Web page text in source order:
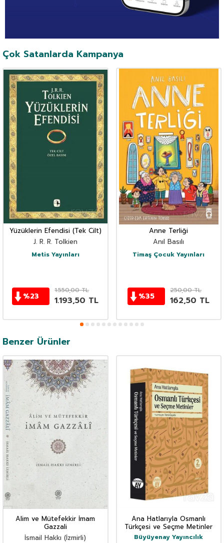
Çok Satanlarda Kampanya
Yüzüklerin Efendisi (Tek Cilt)
J. R. R. Tolkien
Metis Yayınları
%23
1.550,00TL
1.193,50 TL
Anne Terliği
Anıl Basılı
Timaş Çocuk Yayınları
%35
250,00TL
162,50 TL
Benzer Ürünler
Alim ve Mütefekkir İmam
Gazzali
İsmail Hakkı (İzmirli)
Ana Hatlarıyla Osmanlı
Türkçesi ve Seçme Metinler
Büyüyenay Yayıncılık